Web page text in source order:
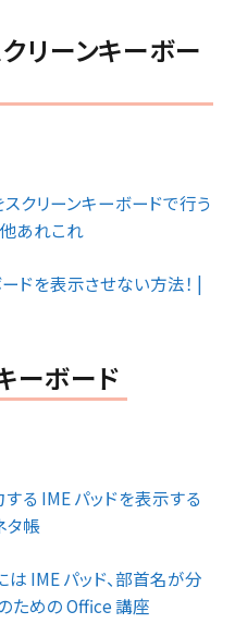
リーンキーボー
クリーンキーボードで行う
あれこれ
ドを表示させない方法！ |
ーボード
る IME パッドを表示する
タ帳
IME パッド、部首名が分
ための Office 講座